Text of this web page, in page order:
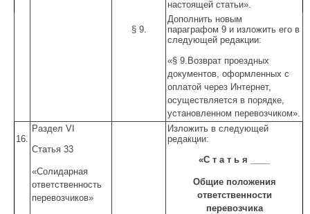
настоящей статьи».
§ 9.
Дополнить новым
параграфом 9 и изложить его в
следующей редакции:
«§ 9.Возврат проездных
документов, оформленных с
оплатой через Интернет,
осуществляется в порядке,
установленном перевозчиком».
16.
Раздел VI
Статья 33
«Солидарная
ответственность
перевозчиков»
Изложить в следующей
редакции:
«С т а т ь я ____
Общие положения
ответственности
перевозчика